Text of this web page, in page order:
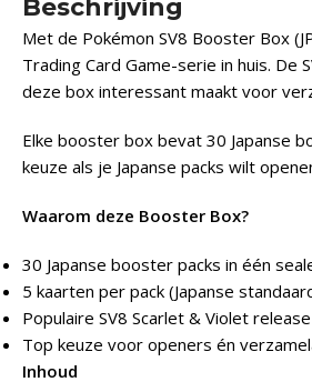
Beschrijving
Met de Pokémon SV8 Booster Box
Trading Card Game-serie in huis.
deze box interessant maakt voor
Elke booster box bevat 30 Japanse
keuze als je Japanse packs wilt
Waarom deze Booster Box?
30 Japanse booster packs in één
5 kaarten per pack (Japanse
Populaire SV8 Scarlet & Violet release
Top keuze voor openers én
Inhoud